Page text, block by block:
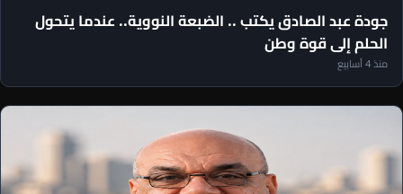
جودة عبد الصادق يكتب .. الضبعة النووية.. عندما يتحول
الحلم إلى قوة وطن
منذ 4 أسابيع